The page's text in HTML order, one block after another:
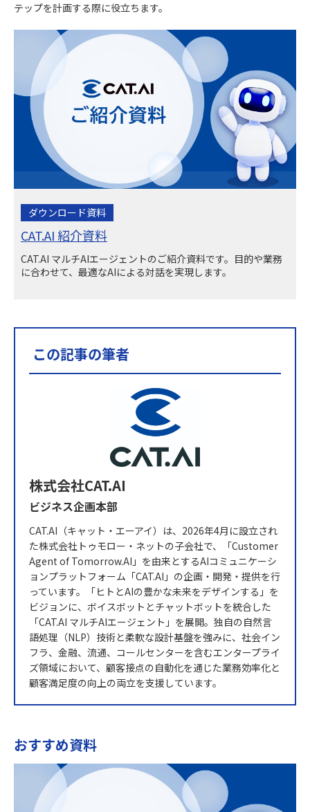
テップを計画する際に役立ちます。
ダウンロード資料
CAT.AI 紹介資料
CAT.AI マルチAIエージェントのご紹介資料です。目的や業務
に合わせて、最適なAIによる対話を実現します。
この記事の筆者
株式会社CAT.AI
ビジネス企画本部
CAT.AI（キャット・エーアイ）は、2026年4月に設立され
た株式会社トゥモロー・ネットの子会社で、「Customer
Agent of Tomorrow.AI」を由来とするAIコミュニケーシ
ョンプラットフォーム「CAT.AI」の企画・開発・提供を行
っています。「ヒトとAIの豊かな未来をデザインする」を
ビジョンに、ボイスボットとチャットボットを統合した
「CAT.AI マルチAIエージェント」を展開。独自の自然言
語処理（NLP）技術と柔軟な設計基盤を強みに、社会イン
フラ、金融、流通、コールセンターを含むエンタープライ
ズ領域において、顧客接点の自動化を通じた業務効率化と
顧客満足度の向上の両立を支援しています。
おすすめ資料